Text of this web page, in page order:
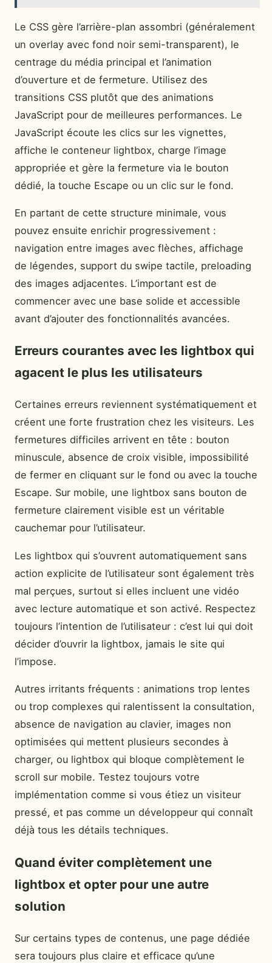
Le CSS gère l’arrière-plan assombri (généralement
un overlay avec fond noir semi-transparent), le
centrage du média principal et l’animation
d’ouverture et de fermeture. Utilisez des
transitions CSS plutôt que des animations
JavaScript pour de meilleures performances. Le
JavaScript écoute les clics sur les vignettes,
affiche le conteneur lightbox, charge l’image
appropriée et gère la fermeture via le bouton
dédié, la touche Escape ou un clic sur le fond.
En partant de cette structure minimale, vous
pouvez ensuite enrichir progressivement :
navigation entre images avec flèches, affichage
de légendes, support du swipe tactile, preloading
des images adjacentes. L’important est de
commencer avec une base solide et accessible
avant d’ajouter des fonctionnalités avancées.
Erreurs courantes avec les lightbox qui
agacent le plus les utilisateurs
Certaines erreurs reviennent systématiquement et
créent une forte frustration chez les visiteurs. Les
fermetures difficiles arrivent en tête : bouton
minuscule, absence de croix visible, impossibilité
de fermer en cliquant sur le fond ou avec la touche
Escape. Sur mobile, une lightbox sans bouton de
fermeture clairement visible est un véritable
cauchemar pour l’utilisateur.
Les lightbox qui s’ouvrent automatiquement sans
action explicite de l’utilisateur sont également très
mal perçues, surtout si elles incluent une vidéo
avec lecture automatique et son activé. Respectez
toujours l’intention de l’utilisateur : c’est lui qui doit
décider d’ouvrir la lightbox, jamais le site qui
l’impose.
Autres irritants fréquents : animations trop lentes
ou trop complexes qui ralentissent la consultation,
absence de navigation au clavier, images non
optimisées qui mettent plusieurs secondes à
charger, ou lightbox qui bloque complètement le
scroll sur mobile. Testez toujours votre
implémentation comme si vous étiez un visiteur
pressé, et pas comme un développeur qui connaît
déjà tous les détails techniques.
Quand éviter complètement une
lightbox et opter pour une autre
solution
Sur certains types de contenus, une page dédiée
sera toujours plus claire et efficace qu’une